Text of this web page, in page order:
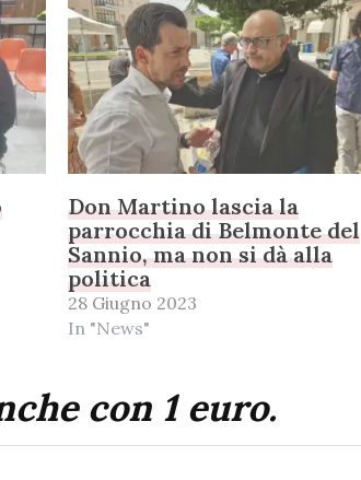
Don Martino lascia la
parrocchia di Belmonte del
Sannio, ma non si dà alla
politica
28 Giugno 2023
In "News"
con 1 euro.